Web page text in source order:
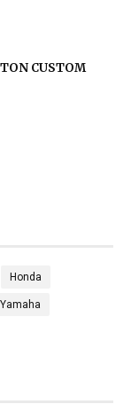
CUSTOM
Honda
Yamaha